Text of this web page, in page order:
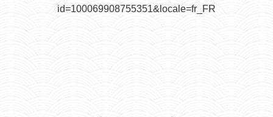
id=100069908755351&locale=fr_FR